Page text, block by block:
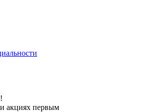
акциях первым